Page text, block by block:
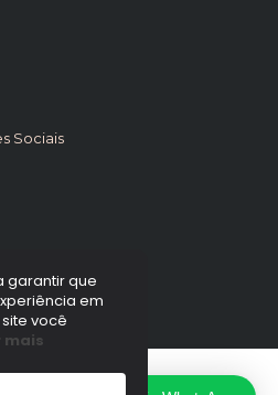
garantir que
em
você
mais
Sociais